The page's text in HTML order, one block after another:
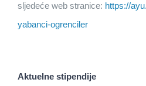
sljedeće web stranice: https://
yabanci-ogrenciler
Aktuelne stipendije